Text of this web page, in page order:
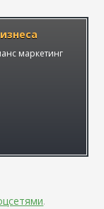
маркетинг
.